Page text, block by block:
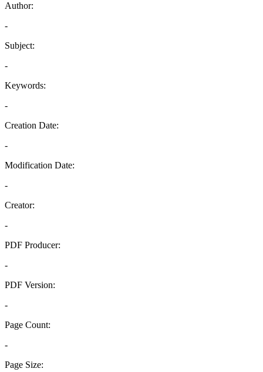
Author:
-
Subject:
-
Keywords:
-
Creation Date:
-
Modification Date:
-
Creator:
-
PDF Producer:
-
PDF Version:
-
Page Count:
-
Page Size: